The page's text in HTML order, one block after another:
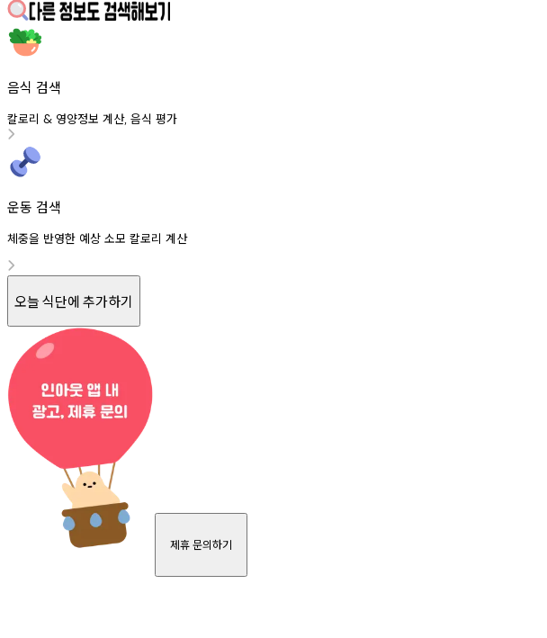
음식 검색
칼로리 & 영양정보 계산, 음식 평가
운동 검색
체중을 반영한 예상 소모 칼로리 계산
오늘 식단에 추가하기
제휴 문의하기